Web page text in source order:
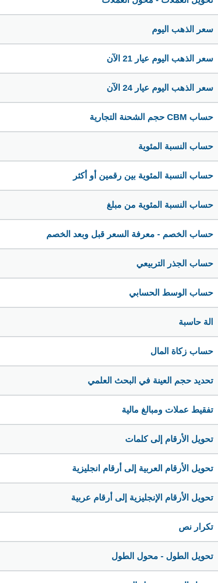
سعر الذهب اليوم
سعر الذهب اليوم عيار 21 الآن
سعر الذهب اليوم عيار 24 الآن
حساب CBM حجم الشحنة التجارية
حساب النسبة المئوية
حساب النسبة المئوية بين رقمين أو أكثر
حساب النسبة المئوية من مبلغ
حساب الخصم - معرفة السعر قبل وبعد الخصم
حساب الجذر التربيعي
حساب الوسط الحسابي
الة حاسبة
حساب زكاة المال
تحديد حجم العينة في البحث العلمي
تفقيط عملات ومبالغ مالية
تحويل الأرقام إلى كلمات
تحويل الأرقام العربية إلى أرقام انجليزية
تحويل الأرقام الإنجليزية إلى أرقام عربية
تكرار نص
تحويل الطول - محول الطول